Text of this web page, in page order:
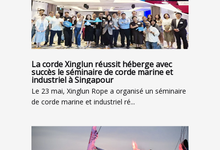
La corde Xinglun réussit héberge avec
succès le séminaire de corde marine et
industriel à Singapour
Le 23 mai, Xinglun Rope a organisé un séminaire
de corde marine et industriel ré...